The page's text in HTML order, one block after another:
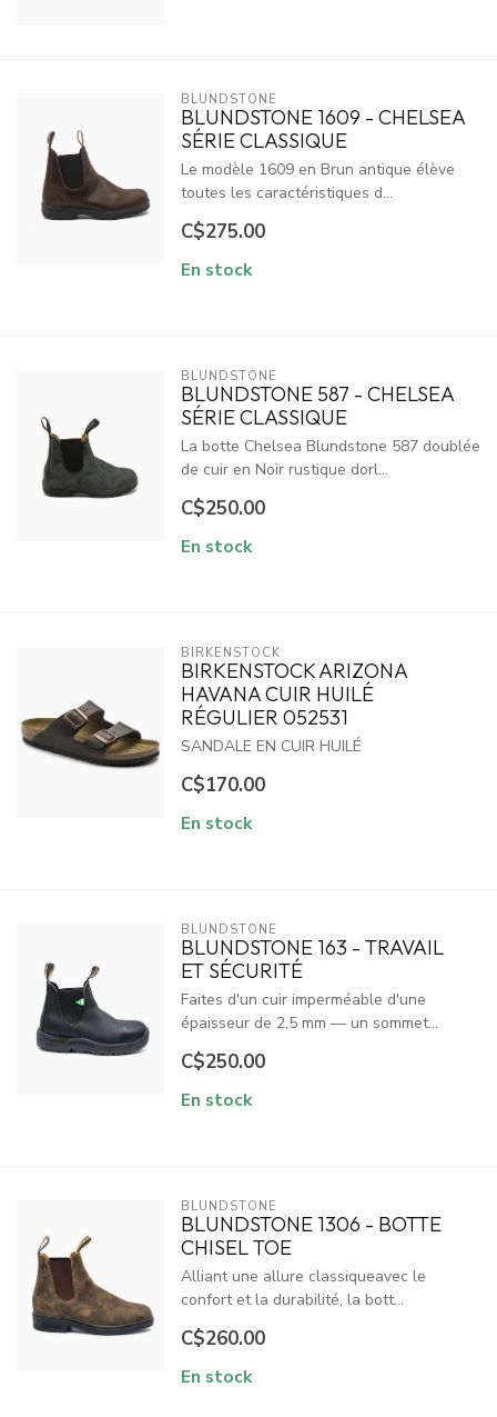
BLUNDSTONE
BLUNDSTONE 1609 - CHELSEA
SÉRIE CLASSIQUE
Le modèle 1609 en Brun antique élève
toutes les caractéristiques d...
C$275.00
En stock
BLUNDSTONE
BLUNDSTONE 587 - CHELSEA
SÉRIE CLASSIQUE
La botte Chelsea Blundstone 587 doublée
de cuir en Noir rustique dorl...
C$250.00
En stock
BIRKENSTOCK
BIRKENSTOCK ARIZONA
HAVANA CUIR HUILÉ
RÉGULIER 052531
SANDALE EN CUIR HUILÉ
C$170.00
En stock
BLUNDSTONE
BLUNDSTONE 163 - TRAVAIL
ET SÉCURITÉ
Faites d'un cuir imperméable d'une
épaisseur de 2,5 mm — un sommet...
C$250.00
En stock
BLUNDSTONE
BLUNDSTONE 1306 - BOTTE
CHISEL TOE
Alliant une allure classiqueavec le
confort et la durabilité, la bott...
C$260.00
En stock